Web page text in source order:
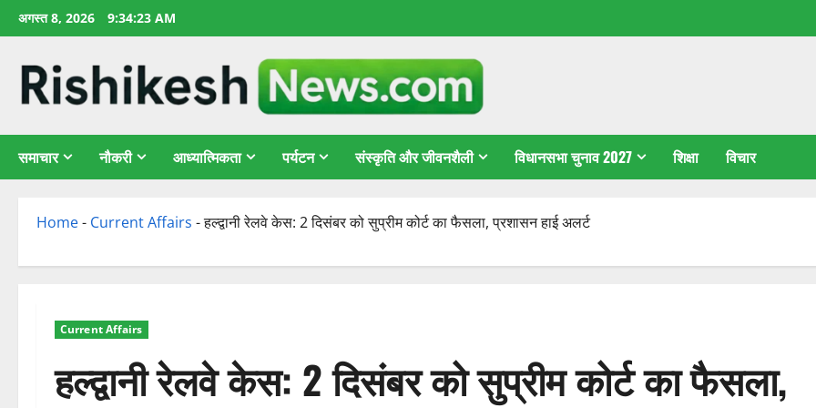
छोड़कर
सामग्री
अगस्त 8, 2026 9:34:24 AM
समाचार नौकरी आध्यात्मिकता पर्यटन संस्कृति और जीवनशैली विधानसभा चुनाव 2027 शिक्षा विचार
Home- Current Affairs -हल्द्वानी रेलवे केस: 2 दिसंबर को सुप्रीम कोर्ट का फैसला, प्रशासन हाई अलर्ट
Current Affairs
हल्द्वानी रेलवे केस: 2 दिसंबर को सुप्रीम कोर्ट का फैसला,